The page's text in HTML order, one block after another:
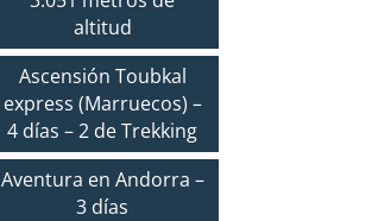
altitud
Ascensión Toubkal
express (Marruecos) –
4 días – 2 de Trekking
Aventura en Andorra –
3 días